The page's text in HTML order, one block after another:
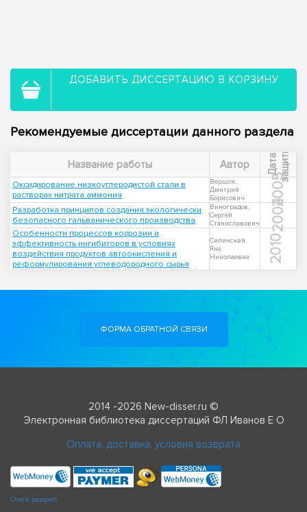
ДОБАВИТЬ ДИССЕРТАЦИЮ В КОРЗИНУ
Рекомендуемые диссертации данного раздела
Название работы Автор Д
а
т
а
з
а
щ
и
ты
Оксидирование низкоуглеродистой стали в
растворах нитрата аммония
Вершок,
Дмитрий
Борисович
2005
Разработка принципов создания экологически
безопасного гальванического производства
Виноградов,
Сергей
Станиславович
2004
Особенности процессов коррозии и
эффективность ингибиторов в условиях
воздействия продуктов автоокисления и
реформулирования углеводородного сырья
Силинская,
Яна
Николаевна
2010
ФОРМА ОБРАТНОЙ СВЯЗИ
2014 -2026 New-disser.ru ©
Электронная библиотека диссертаций ФЛ Иванов Е О
Оплата, доставка, условия возврата
Check passport